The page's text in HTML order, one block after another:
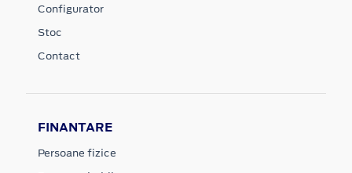
Configurator
Stoc
Contact
FINANTARE
Persoane fizice